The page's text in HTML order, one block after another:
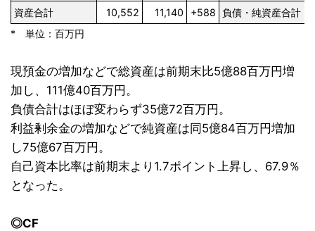
資産合計 10,552 11,140 +588 負債・純資産合計
* 単位：百万円
現預金の増加などで総資産は前期末比5億88百万円増
加し、111億40百万円。
負債合計はほぼ変わらず35億72百万円。
利益剰余金の増加などで純資産は同5億84百万円増加
し75億67百万円。
自己資本比率は前期末より1.7ポイント上昇し、67.9％
となった。
◎CF